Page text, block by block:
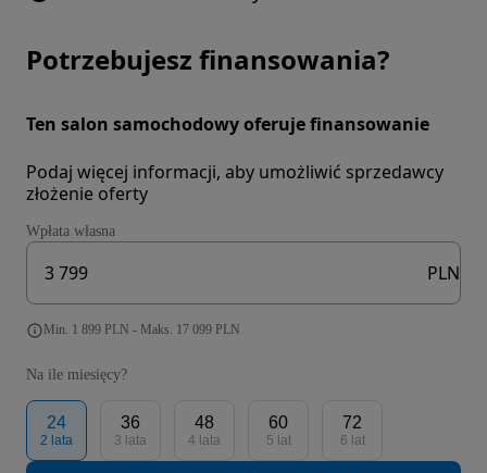
Potrzebujesz finansowania?
Ten salon samochodowy oferuje finansowanie
Podaj więcej informacji, aby umożliwić sprzedawcy
złożenie oferty
Wpłata własna
PLN
Min. 1 899 PLN - Maks. 17 099 PLN
Na ile miesięcy?
24
2 lata
36
3 lata
48
4 lata
60
5 lat
72
6 lat